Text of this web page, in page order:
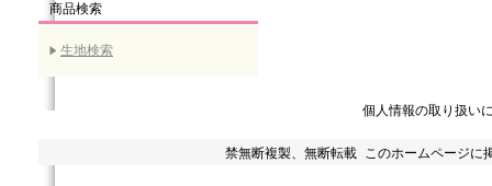
商品検索
生地検索
個人情報の取り扱い
禁無断複製、無断転載 このホームページに